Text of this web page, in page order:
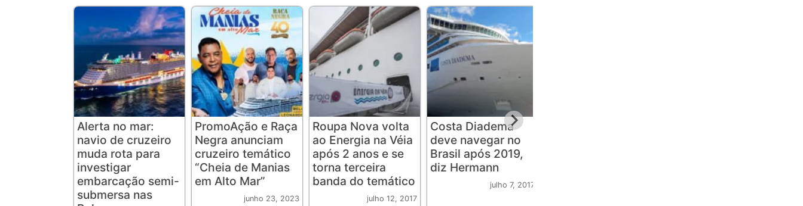
Alerta no mar:
navio de cruzeiro
muda rota para
investigar
embarcação semi-
submersa nas
PromoAção e Raça
Negra anunciam
cruzeiro temático
“Cheia de Manias
em Alto Mar”
junho 23, 2023
Roupa Nova volta
ao Energia na Véia
após 2 anos e se
torna terceira
banda do temático
julho 12, 2017
Costa Diadema
deve navegar no
Brasil após 2019,
diz Hermann
julho 7, 2017